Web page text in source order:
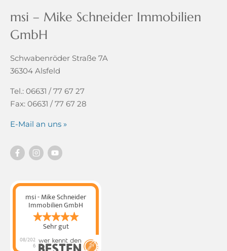
msi – Mike Schneider Immobilien
GmbH
Schwabenröder Straße 7A
36304 Alsfeld
Tel.: 06631 / 77 67 27
Fax: 06631 / 77 67 28
E-Mail an uns »
msi - Mike Schneider
Immobilien GmbH
Sehr gut
08/202
6